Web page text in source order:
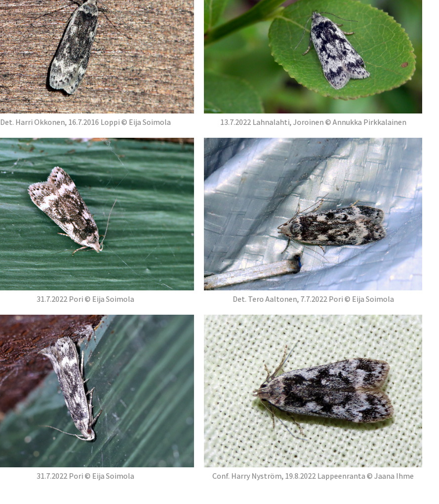
Det. Harri Okkonen, 16.7.2016 Loppi © Eija Soimola 13.7.2022 Lahnalahti, Joroinen © Annukka Pirkkalainen
31.7.2022 Pori © Eija Soimola Det. Tero Aaltonen, 7.7.2022 Pori © Eija Soimola
31.7.2022 Pori © Eija Soimola Conf. Harry Nyström, 19.8.2022 Lappeenranta © Jaana Ihme